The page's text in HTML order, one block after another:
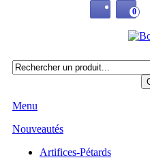
0
Menu
Nouveautés
Artifices-Pétards